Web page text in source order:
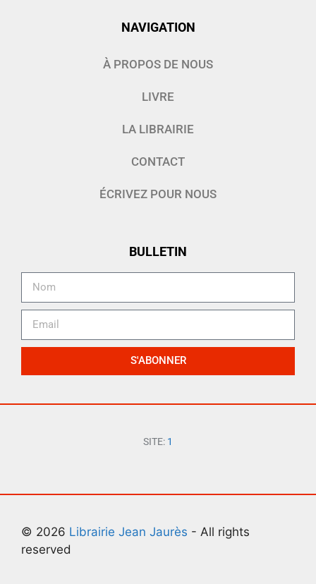
NAVIGATION
À PROPOS DE NOUS
LIVRE
LA LIBRAIRIE
CONTACT
ÉCRIVEZ POUR NOUS
BULLETIN
S'ABONNER
SITE: 1
© 2026 Librairie Jean Jaurès - All rights
reserved